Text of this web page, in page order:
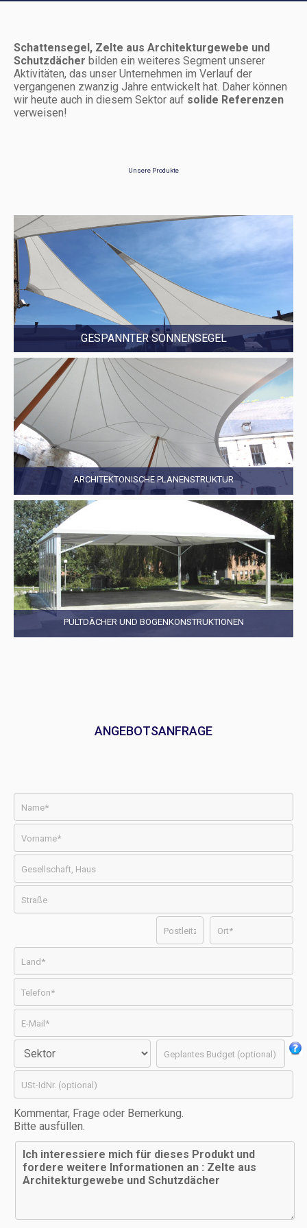
Schattensegel, Zelte aus Architekturgewebe und
Schutzdächer bilden ein weiteres Segment unserer
Aktivitäten, das unser Unternehmen im Verlauf der
vergangenen zwanzig Jahre entwickelt hat. Daher können
wir heute auch in diesem Sektor auf solide Referenzen
verweisen!
Unsere Produkte
GESPANNTER SONNENSEGEL
ARCHITEKTONISCHE PLANENSTRUKTUR
PULTDÄCHER UND BOGENKONSTRUKTIONEN
ANGEBOTSANFRAGE
Kommentar, Frage oder Bemerkung.
Bitte ausfüllen.